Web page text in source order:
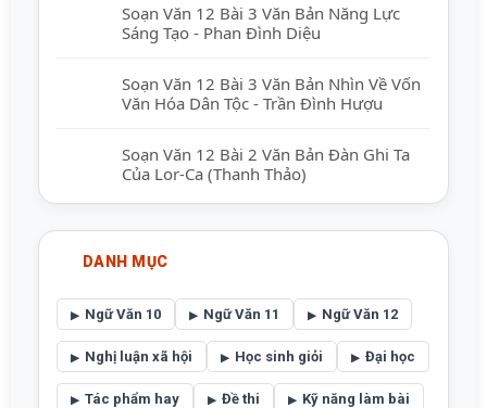
Soạn Văn 12 Bài 3 Văn Bản Năng Lực
Sáng Tạo - Phan Đình Diệu
Soạn Văn 12 Bài 3 Văn Bản Nhìn Về Vốn
Văn Hóa Dân Tộc - Trần Đình Hượu
Soạn Văn 12 Bài 2 Văn Bản Đàn Ghi Ta
Của Lor-Ca (Thanh Thảo)
DANH MỤC
Ngữ Văn 10 Ngữ Văn 11 Ngữ Văn 12
Nghị luận xã hội Học sinh giỏi Đại học
Tác phẩm hay Đề thi Kỹ năng làm bài